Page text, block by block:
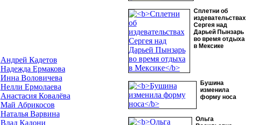
Сплетни об
издевательствах
Сергея над
Дарьей Пынзарь
во время отдыха
в Мексике
Бушина
изменила
форму носа
Ольга
Андрей Кадетов
Надежда Ермакова
Инна Воловичева
Нелли Ермолаева
Анастасия Ковалёва
Май Абрикосов
Наталья Варвина
Влад Кадони